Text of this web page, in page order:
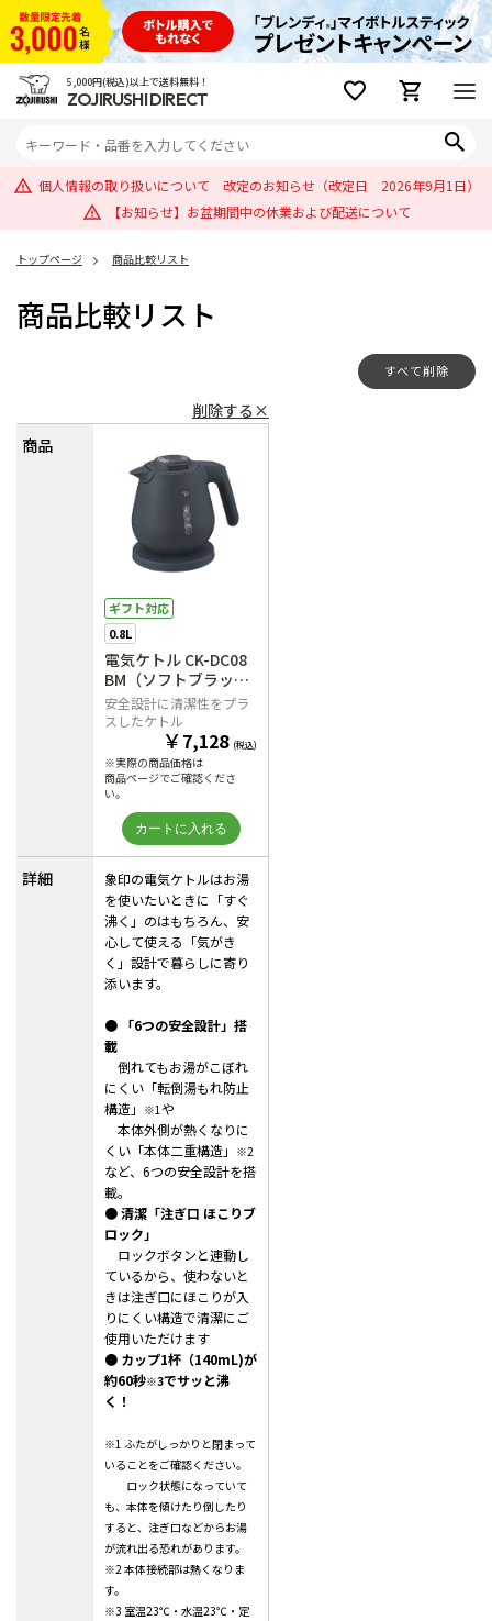
5,000円(税込)以上で送料無料！
ZOJIRUSHI DIRECT
個人情報の取り扱いについて 改定のお知らせ（改定日 2026年9月1日）
【お知らせ】お盆期間中の休業および配送について
トップページ 商品比較リスト
商品比較リスト
すべて削除
商品
詳細
削除する×
ギフト対応
0.8L
電気ケトル CK-DC08
BM（ソフトブラッ
ク）
安全設計に清潔性をプラ
スしたケトル
￥7,128 (税込)
※実際の商品価格は
商品ページでご確認くださ
い。
象印の電気ケトルはお湯
を使いたいときに「すぐ
沸く」のはもちろん、安
心して使える「気がき
く」設計で暮らしに寄り
添います。
● 「6つの安全設計」搭
載
倒れてもお湯がこぼれ
にくい「転倒湯もれ防止
構造」 ※1や
本体外側が熱くなりに
くい「本体二重構造」 ※2
など、6つの安全設計を搭
載。
● 清潔「注ぎ口 ほこりブ
ロック」
ロックボタンと連動し
ているから、使わないと
きは注ぎ口にほこりが入
りにくい構造で清潔にご
使用いただけます
● カップ1杯（140mL)が
約60秒※3でサッと沸
く！
※1 ふたがしっかりと閉まって
いることをご確認ください。
ロック状態になっていて
も、本体を傾けたり倒したり
すると、注ぎ口などからお湯
が流れ出る恐れがあります。
※2 本体接続部は熱くなりま
す。
※3 室温23℃・水温23℃・定